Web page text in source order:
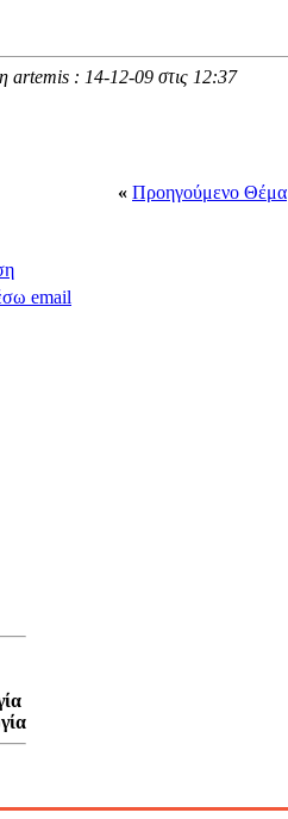
artemis : 14-12-09 στις 12:37
« Προηγούμενο Θέμα
email